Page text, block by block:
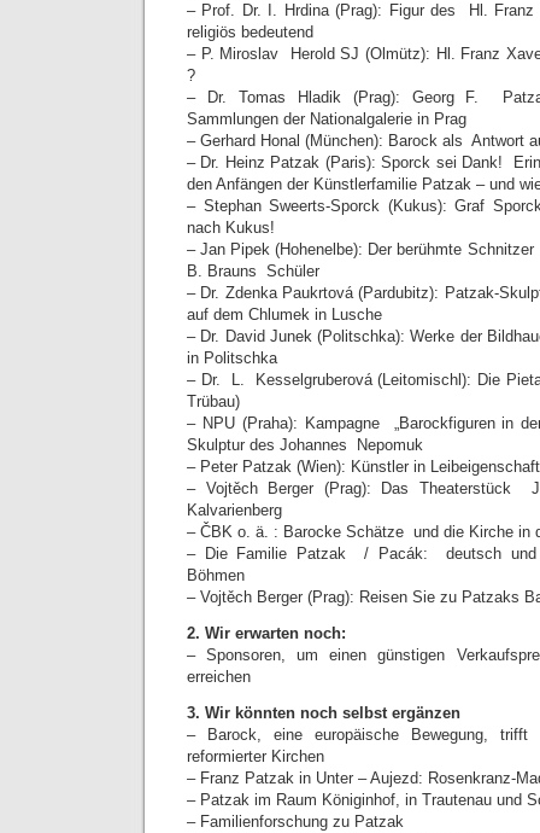
– Prof. Dr. I. Hrdina (Prag): Figur des Hl.
religiös bedeutend
– P. Miroslav Herold SJ (Olmütz): Hl. Franz
?
– Dr. Tomas Hladik (Prag): Georg F.
Sammlungen der Nationalgalerie in Prag
– Gerhard Honal (München): Barock als Antwort
– Dr. Heinz Patzak (Paris): Sporck sei Dank!
den Anfängen der Künstlerfamilie Patzak – und
– Stephan Sweerts-Sporck (Kukus): Graf
nach Kukus!
– Jan Pipek (Hohenelbe): Der berühmte
B. Brauns Schüler
– Dr. Zdenka Paukrtová (Pardubitz): Patzak-
auf dem Chlumek in Lusche
– Dr. David Junek (Politschka): Werke der
in Politschka
– Dr. L. Kesselgruberová (Leitomischl): Die
Trübau)
– NPU (Praha): Kampagne „Barockfiguren in
Skulptur des Johannes Nepomuk
– Peter Patzak (Wien): Künstler in Leibeigenschaft
– Vojtěch Berger (Prag): Das Theaterstück
Kalvarienberg
– ČBK o. ä. : Barocke Schätze und die Kirche in
– Die Familie Patzak / Pacák: deutsch und
Böhmen
– Vojtěch Berger (Prag): Reisen Sie zu Patzaks B
2. Wir erwarten noch:
– Sponsoren, um einen günstigen
erreichen
3. Wir könnten noch selbst ergänzen
– Barock, eine europäische Bewegung, trifft
reformierter Kirchen
– Franz Patzak in Unter – Aujezd: Rosenkranz-
– Patzak im Raum Königinhof, in Trautenau und
– Familienforschung zu Patzak